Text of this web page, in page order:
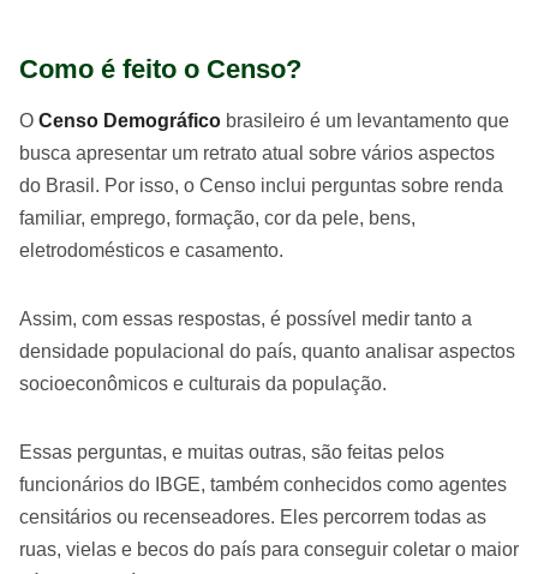
Como é feito o Censo?
O Censo Demográfico brasileiro é um levantamento que
busca apresentar um retrato atual sobre vários aspectos
do Brasil. Por isso, o Censo inclui perguntas sobre renda
familiar, emprego, formação, cor da pele, bens,
eletrodomésticos e casamento.
Assim, com essas respostas, é possível medir tanto a
densidade populacional do país, quanto analisar aspectos
socioeconômicos e culturais da população.
Essas perguntas, e muitas outras, são feitas pelos
funcionários do IBGE, também conhecidos como agentes
censitários ou recenseadores. Eles percorrem todas as
ruas, vielas e becos do país para conseguir coletar o maior